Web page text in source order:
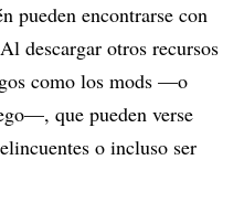
pueden encontrarse con
descargar otros recursos
como los mods —o
que pueden verse
o incluso ser